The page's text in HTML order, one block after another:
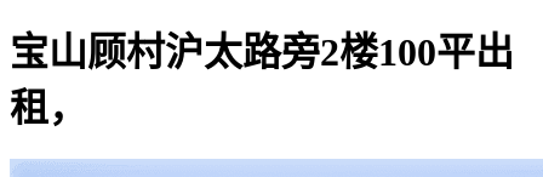
宝山顾村沪太路旁2楼100平出
租，